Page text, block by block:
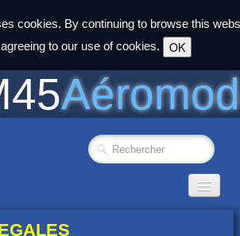
cookies. By continuing to browse this
to our use of cookies.
OK